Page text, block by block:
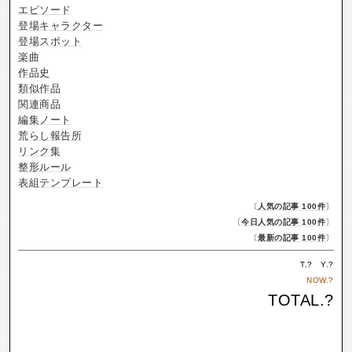
エピソード
登場キャラクター
登場スポット
楽曲
作品史
類似作品
関連商品
編集ノート
荒らし報告所
リンク集
整形ルール
表組テンプレート
〔 人気の記事 100件〕
〔今日人気の記事 100件〕
〔最新の記事 100件〕
T.? Y.?
NOW.?
TOTAL.?